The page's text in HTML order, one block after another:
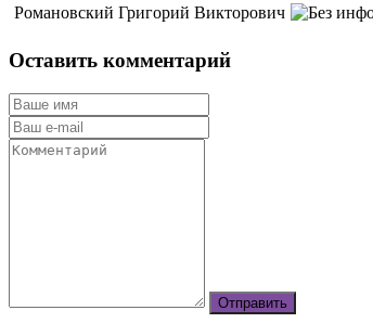
Романовский Григорий Викторович
Оставить комментарий